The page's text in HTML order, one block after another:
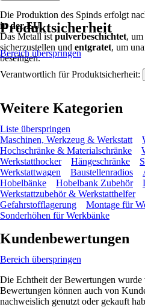
Die Produktion des Spinds erfolgt
in der EU.
Das Metall ist pulverbeschichtet,
sicherzustellen und entgratet, um
beseitigen.
Produktsicherheit
Bereich überspringen
Verantwortlich für Produktsicherheit:
Weitere Kategorien
Liste überspringen
Maschinen, Werkzeug & Werkstatt
Hochschränke & Materialschränke
Werkstatthocker
Hängeschränke
Werkstattwagen
Baustellenradios
Hobelbänke
Hobelbank Zubehör
Werkstattzubehör & Werkstatthelfer
Gefahrstofflagerung
Montage für
Sonderhöhen für Werkbänke
Kundenbewertungen
Bereich überspringen
Die Echtheit der Bewertungen
Bewertungen können auch von
nachweislich genutzt oder gekauft